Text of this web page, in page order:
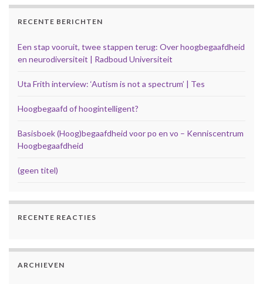
RECENTE BERICHTEN
Een stap vooruit, twee stappen terug: Over hoogbegaafdheid
en neurodiversiteit | Radboud Universiteit
Uta Frith interview: ‘Autism is not a spectrum’ | Tes
Hoogbegaafd of hoogintelligent?
Basisboek (Hoog)begaafdheid voor po en vo – Kenniscentrum
Hoogbegaafdheid
(geen titel)
RECENTE REACTIES
ARCHIEVEN